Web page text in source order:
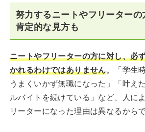
努力するニートやフリーター
肯定的な見方も
ニートやフリーターの方に対し、必
かれるわけではありません。「学生
うまくいかず無職になった」「叶え
ルバイトを続けている」など、人に
リーターになった理由は異なるからで